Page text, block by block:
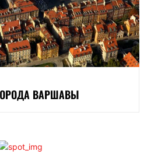
ВАРШАВЫ